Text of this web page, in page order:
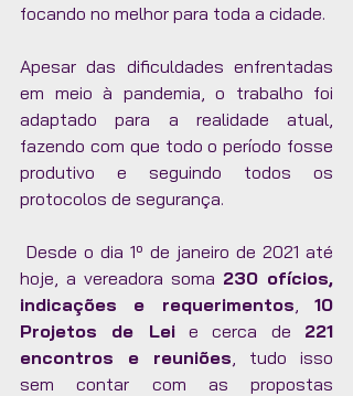
focando no melhor para toda a cidade.
Apesar das dificuldades enfrentadas
em meio à pandemia, o trabalho foi
adaptado para a realidade atual,
fazendo com que todo o período fosse
produtivo e seguindo todos os
protocolos de segurança.
hoje, a vereadora soma 230 ofícios,
indicações e requerimentos , 10
Projetos de Lei e cerca de 221
encontros e reuniões , tudo isso
sem contar com as propostas